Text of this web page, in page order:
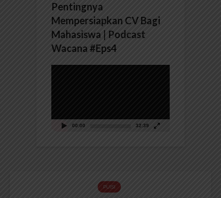
Pentingnya
Mempersiapkan CV Bagi
Mahasiswa | Podcast
Wacana #Eps4
00:00 32:39
PUISI